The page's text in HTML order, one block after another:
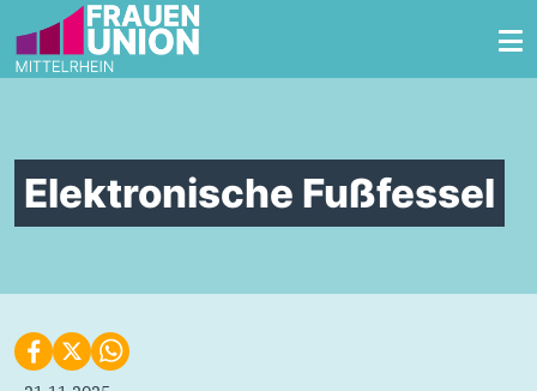
Zum Inhalt springen
Elektronische Fußfessel